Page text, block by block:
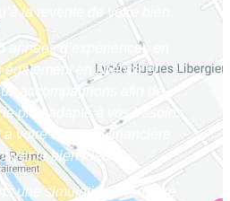
la revente de votre bien.
d’expériences en
également en finance et
accompagnons afin de
plus adapté à vos besoins
votre capacité financière
le bien idéal.
une simulation financière